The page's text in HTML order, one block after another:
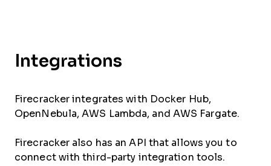
Integrations
Firecracker integrates with Docker Hub,
OpenNebula, AWS Lambda, and AWS Fargate.
Firecracker also has an API that allows you to
connect with third-party integration tools.